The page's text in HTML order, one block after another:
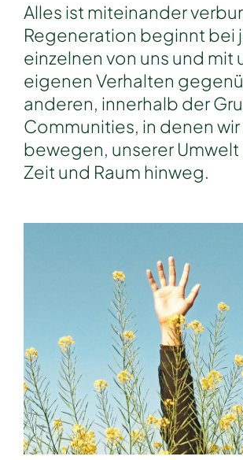
Alles ist miteinander
Regeneration beginnt bei
einzelnen von uns und mit
eigenen Verhalten
anderen, innerhalb der
Communities, in denen wir
bewegen, unserer
Zeit und Raum hinweg.